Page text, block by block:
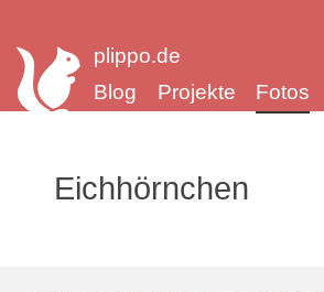
plippo.de
Blog
Projekte Fotos
Eichhörnchen